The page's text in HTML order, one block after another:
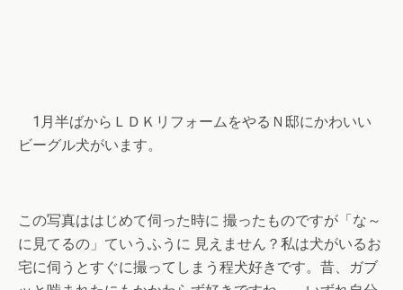
1月半ばからＬＤＫリフォームをやるＮ邸にかわいい
ビーグル犬がいます。
この写真ははじめて伺った時に 撮ったものですが「な～
に見てるの」ていうふうに 見えません？私は犬がいるお
宅に伺うとすぐに撮ってしまう程犬好きです。昔、ガブ